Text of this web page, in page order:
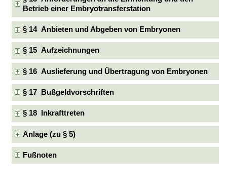
Betrieb einer Embryotransferstation
§ 14 Anbieten und Abgeben von Embryonen
§ 15 Aufzeichnungen
§ 16 Auslieferung und Übertragung von Embryonen
§ 17 Bußgeldvorschriften
§ 18 Inkrafttreten
Anlage (zu § 5)
Fußnoten